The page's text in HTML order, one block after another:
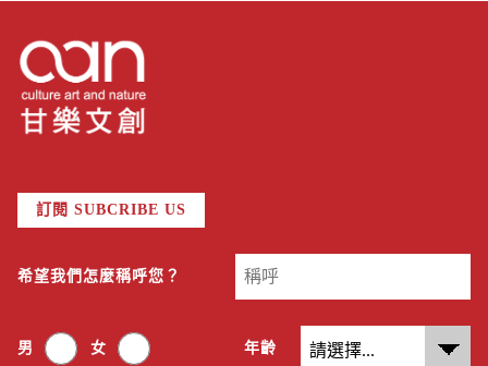
訂閱 SUBCRIBE US
希望我們怎麼稱呼您？
男 女 年齡